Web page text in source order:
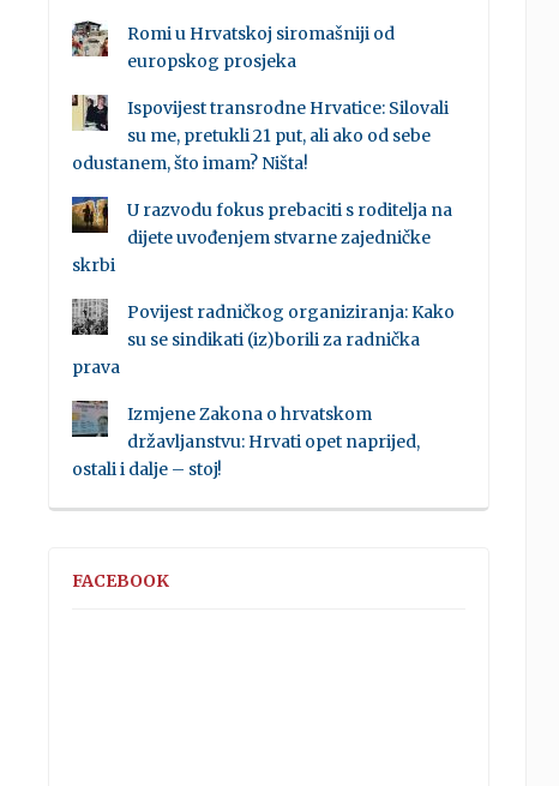
Romi u Hrvatskoj siromašniji od
europskog prosjeka
Ispovijest transrodne Hrvatice: Silovali
su me, pretukli 21 put, ali ako od sebe
odustanem, što imam? Ništa!
U razvodu fokus prebaciti s roditelja na
dijete uvođenjem stvarne zajedničke
skrbi
Povijest radničkog organiziranja: Kako
su se sindikati (iz)borili za radnička
prava
Izmjene Zakona o hrvatskom
državljanstvu: Hrvati opet naprijed,
ostali i dalje – stoj!
FACEBOOK